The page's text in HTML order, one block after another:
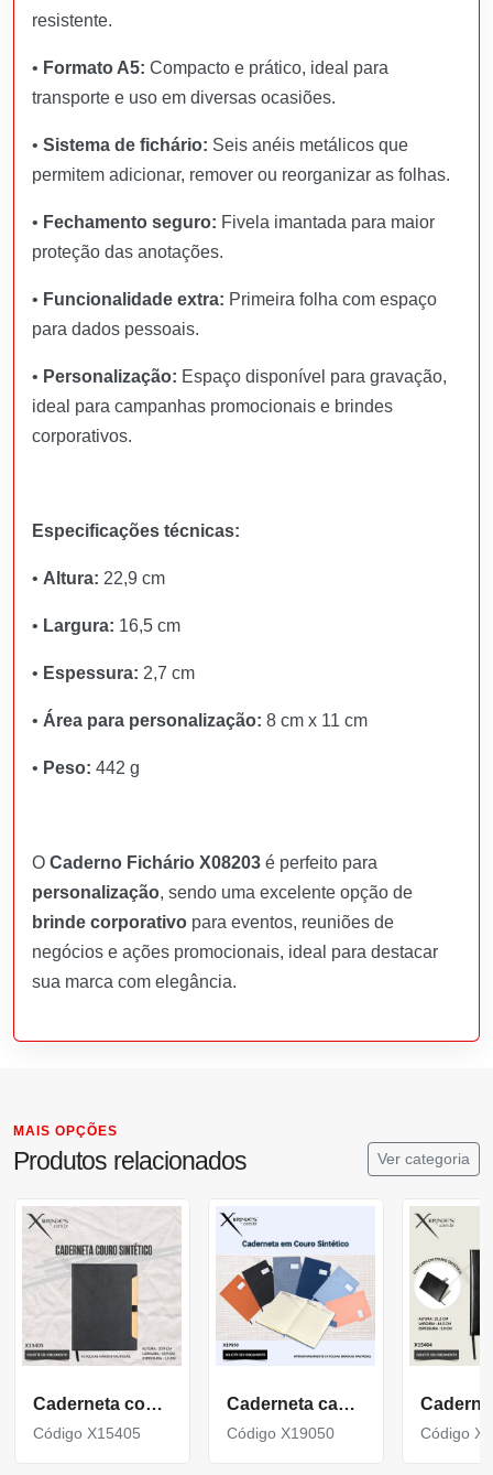
resistente.
• Formato A5: Compacto e prático, ideal para
transporte e uso em diversas ocasiões.
• Sistema de fichário: Seis anéis metálicos que
permitem adicionar, remover ou reorganizar as folhas.
• Fechamento seguro: Fivela imantada para maior
proteção das anotações.
• Funcionalidade extra: Primeira folha com espaço
para dados pessoais.
• Personalização: Espaço disponível para gravação,
ideal para campanhas promocionais e brindes
corporativos.
Especificações técnicas:
• Altura: 22,9 cm
• Largura: 16,5 cm
• Espessura: 2,7 cm
• Área para personalização: 8 cm x 11 cm
• Peso: 442 g
O Caderno Fichário X08203 é perfeito para
personalização, sendo uma excelente opção de
brinde corporativo para eventos, reuniões de
negócios e ações promocionais, ideal para destacar
sua marca com elegância.
MAIS OPÇÕES
Produtos relacionados Ver categoria
Caderneta com capa em couro sintético 96 folhas X15405
Código X15405
Caderneta capa dura produzida em couro sintético X19050
Código X19050 Código